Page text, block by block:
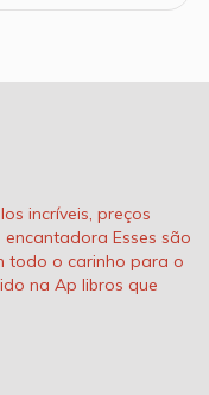
incríveis, preços
Esses são
todo o carinho para o
na Ap libros que